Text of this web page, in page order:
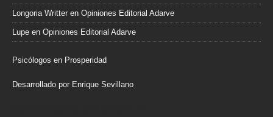
Longoria Writter en Opiniones Editorial Adarve
Lupe en Opiniones Editorial Adarve
Psicólogos en Prosperidad
Desarrollado por Enrique Sevillano